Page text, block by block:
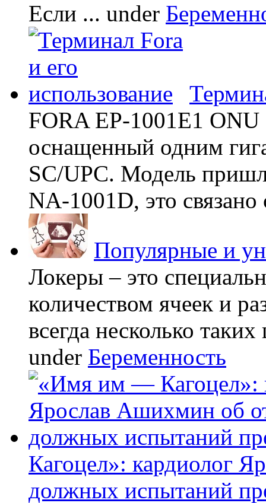
Если ... under
FORA EP-1001E1 ONU
оснащенный одним
SC/UPC. Модель
NA-1001D, это связано
Популярные и
Локеры – это
количеством ячеек и
всегда несколько
under Беременность
Кагоцел»: кардиолог
должных испытаний